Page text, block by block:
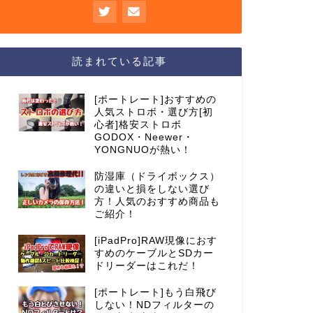
読まれている記事
[ポートレート]おすすめの
人気ストロボ・選び方[初
心者]格安ストロボ
GODOX・Neewer・
YONGNUOが熱い！
防湿庫（ドライボックス）
の違いと損をしない選び
方！人気のおすすめ商品も
ご紹介！
[iPadPro]RAW現像におす
すめのケーブルとSDカー
ドリーダーはこれだ！
[ポートレート]もう白飛び
しない！NDフィルターの